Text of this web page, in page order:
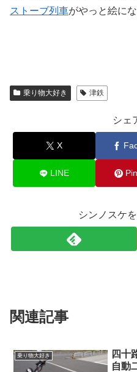
ストーブ列車がやっと絵に
乗り物大好き 津鉄
シェ
X
LINE
シンノスケ
関連記事
乗り物大好き
四十
自動